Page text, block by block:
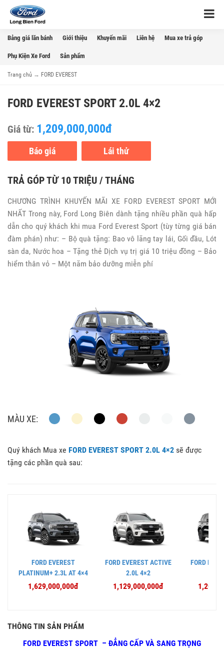
Bảng giá lăn bánh Giới thiệu Khuyến mãi Liên hệ Mua xe trả góp
Phụ Kiện Xe Ford Sản phẩm
Trang chủ → FORD EVEREST
FORD EVEREST SPORT 2.0L 4×2
Giá từ: 1,209,000,000đ
Báo giá Lái thử
TRẢ GÓP TỪ 10 TRIỆU / THÁNG
CHƯƠNG TRÌNH KHUYẾN MÃI XE FORD EVEREST SPORT MỚI
NHẤT Trong này, Ford Long Biên dành tặng nhiều phần quà hấp
dẫn cho quý khách khi mua Ford Everest Sport (tùy từng giá bán
đàm phán) như: – Bộ quà tặng: Bao vô lăng tay lái, Gối đầu, Lót
sàn da, Nước hoa – Tặng thẻ Dịch vụ trị giá 10 triệu đồng – Bảo
hiểm thân vỏ – Một năm bảo dưỡng miễn phí
MÀU XE:
Quý khách Mua xe FORD EVEREST SPORT 2.0L 4×2 sẽ được
tặng các phần quà sau:
FORD EVEREST
PLATINUM+ 2.3L AT 4×4
1,629,000,000đ
FORD EVEREST ACTIVE
2.0L 4×2
1,129,000,000đ
FORD
THÔNG TIN SẢN PHẨM
FORD EVEREST SPORT – ĐẲNG CẤP VÀ SANG TRỌNG